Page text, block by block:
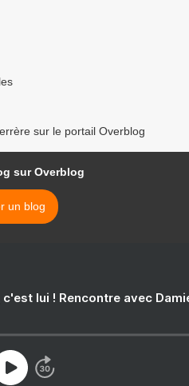
sur le portail Overblog
sur Overblog
un blog
lui ! Rencontre avec